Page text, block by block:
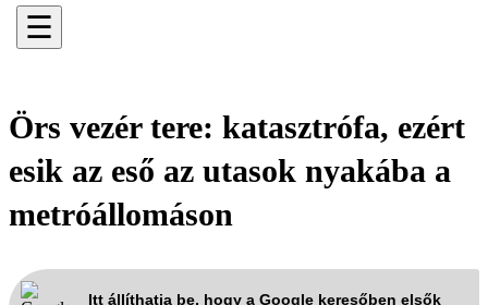
☰
Örs vezér tere: katasztrófa, ezért
esik az eső az utasok nyakába a
metróállomáson
Itt állíthatja be, hogy a Google keresőben elsők